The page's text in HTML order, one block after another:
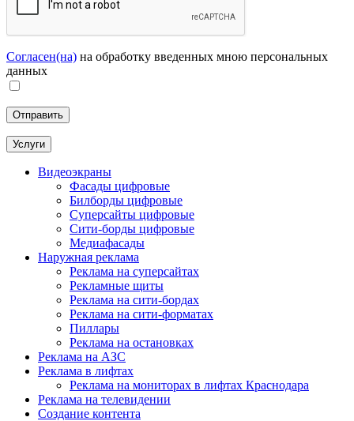
Согласен(на) на обработку введенных мною персональных
данных
Услуги
Видеоэкраны
Фасады цифровые
Билборды цифровые
Суперсайты цифровые
Сити-борды цифровые
Медиафасады
Наружная реклама
Реклама на суперсайтах
Рекламные щиты
Реклама на сити-бордах
Реклама на сити-форматах
Пиллары
Реклама на остановках
Реклама на АЗС
Реклама в лифтах
Реклама на мониторах в лифтах Краснодара
Реклама на телевидении
Создание контента